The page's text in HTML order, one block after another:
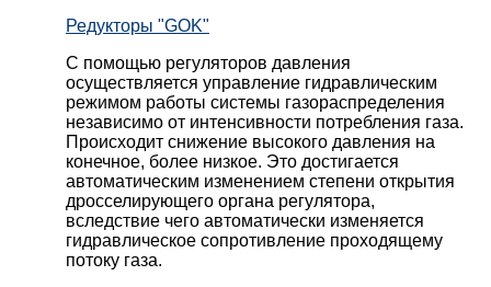
Редукторы "GOK"
С помощью регуляторов давления
осуществляется управление гидравлическим
режимом работы системы газораспределения
независимо от интенсивности потребления газа.
Происходит снижение высокого давления на
конечное, более низкое. Это достигается
автоматическим изменением степени открытия
дросселирующего органа регулятора,
вследствие чего автоматически изменяется
гидравлическое сопротивление проходящему
потоку газа.